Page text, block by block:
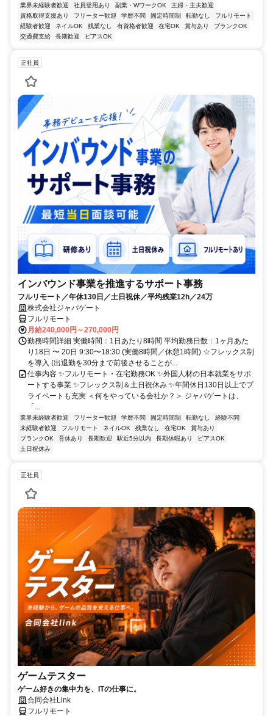
業界未経験者歓迎 社員登用あり 副業・WワークOK
主婦・主夫歓迎
資格取得支援あり
フリーター歓迎 学歴不問 固定時間制 転勤なし
フルリモート
経験者歓迎
ネイルOK 残業なし 有資格者歓迎 在宅OK 賞与あり
ブランクOK
交通費支給
長期歓迎 ピアスOK
正社員
インバウンド事業を推進するサポート事務
フルリモート／年休130日／土日祝休／平均残業12h／24万
株式会社ジャパゲート
フルリモート
月給240,000円～270,000円
勤務時間詳細 実働時間：1日あたり8時間 平均勤務日数：1ヶ月あた
り18日 〜 20日 9:30〜18:30 (実働8時間／休憩1時間) ☆フレックス制
を導入 (出退勤を30分まで前後させることが...
仕事内容 ✨フルリモート・在宅勤務OK ✨外国人材の日本就業をサポ
ートする事業 ✨フレックス制＆土日祝休み ✨年間休日130日以上でプ
ライベートも充実 ＜何をやっている会社か？＞ ジャパゲートは、
「...
業界未経験者歓迎 フリーター歓迎 学歴不問 固定時間制 転勤なし
経験不問
未経験者歓迎
フルリモート ネイルOK 残業なし 在宅OK
賞与あり
ブランクOK
育休あり 長期歓迎 駅近5分以内 長期休暇あり
ピアスOK
土日祝休み
正社員
ゲームテスター
ゲーム好きの集中力を、ITの仕事に。
合同会社Link
フルリモート